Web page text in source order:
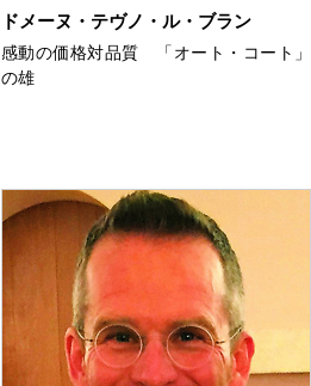
ドメーヌ・テヴノ・ル・ブラン
感動の価格対品質 「オート・コート」
の雄